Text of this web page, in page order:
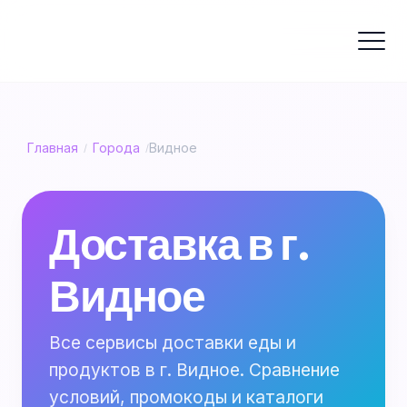
Главная / Города /Видное
Доставка в г.
Видное
Все сервисы доставки еды и
продуктов в г. Видное. Сравнение
условий, промокоды и каталоги